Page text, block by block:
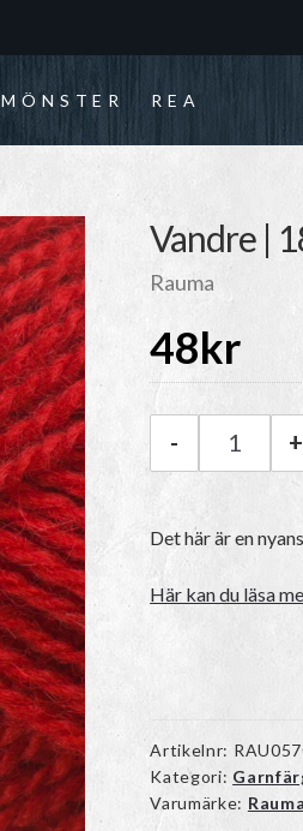
MÖNSTER REA
Vandre |
Rauma
48kr
Rauma
- +
Det här är en
Här kan du läsa
Artikelnr:
Kategori:
Varumärke: Rauma